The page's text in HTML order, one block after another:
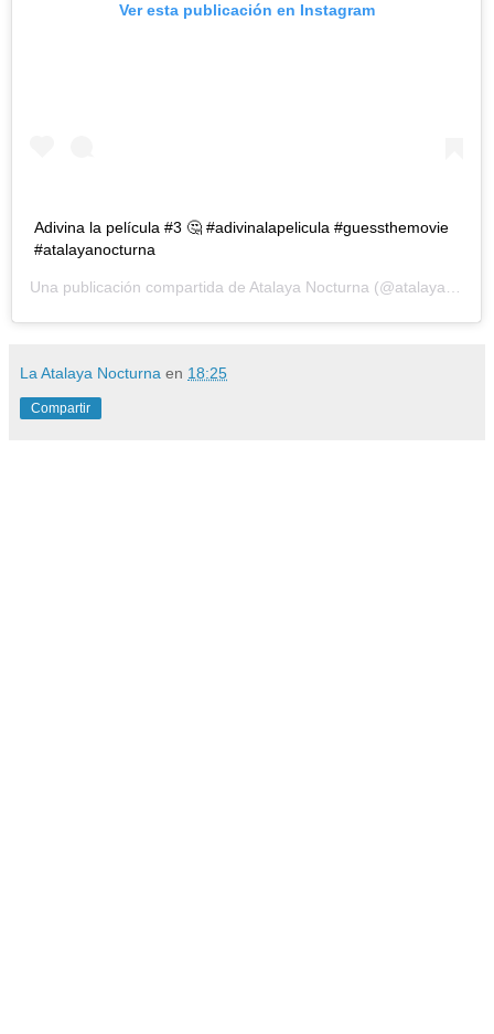
Ver esta publicación en Instagram
Adivina la película #3 🤔 #adivinalapelicula #guessthemovie
#atalayanocturna
Una publicación compartida de Atalaya Nocturna (@atalayanocturna) el
La Atalaya Nocturna en 18:25
Compartir